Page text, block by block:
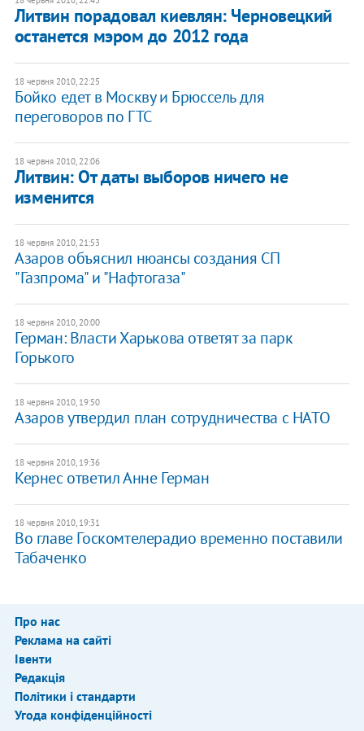
Литвин порадовал киевлян: Черновецкий
останется мэром до 2012 года
18 червня 2010, 22:25
Бойко едет в Москву и Брюссель для
переговоров по ГТС
18 червня 2010, 22:06
Литвин: От даты выборов ничего не
изменится
18 червня 2010, 21:53
Азаров объяснил нюансы создания СП
"Газпрома" и "Нафтогаза"
18 червня 2010, 20:00
Герман: Власти Харькова ответят за парк
Горького
18 червня 2010, 19:50
Азаров утвердил план сотрудничества с НАТО
18 червня 2010, 19:36
Кернес ответил Анне Герман
18 червня 2010, 19:31
Во главе Госкомтелерадио временно поставили
Табаченко
Про нас
Реклама на сайті
Івенти
Редакція
Політики і стандарти
Угода конфіденційності